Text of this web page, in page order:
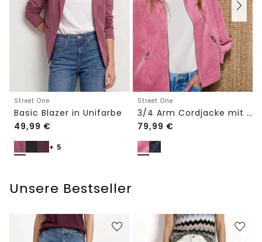
Street One
Basic Blazer in Unifarbe
49,99 €
+ 5
Street One
3/4 Arm Cordjacke mit Hemdkragen
79,99 €
Unsere Bestseller